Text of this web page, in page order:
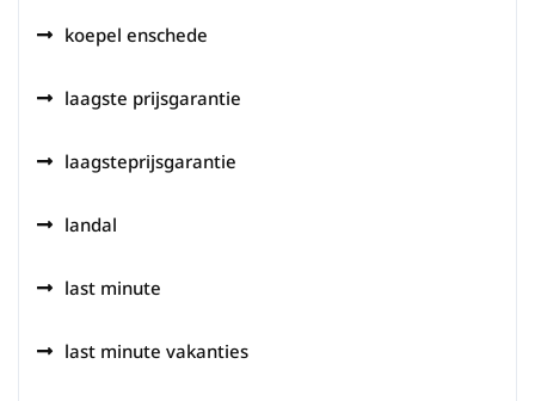
koepel enschede
laagste prijsgarantie
laagsteprijsgarantie
landal
last minute
last minute vakanties